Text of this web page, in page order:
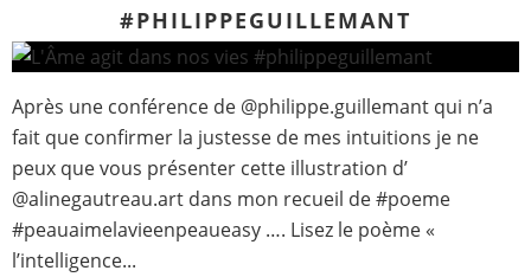
#PHILIPPEGUILLEMANT
Après une conférence de @philippe.guillemant qui n’a
fait que confirmer la justesse de mes intuitions je ne
peux que vous présenter cette illustration d’
@alinegautreau.art dans mon recueil de #poeme
#peauaimelavieenpeaueasy …. Lisez le poème «
l’intelligence...